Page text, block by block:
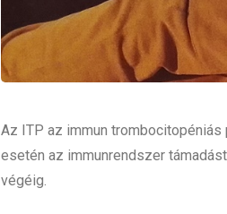
Az ITP az immun
esetén az immunrendszer
végéig.